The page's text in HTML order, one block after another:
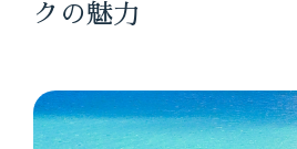
クの魅力